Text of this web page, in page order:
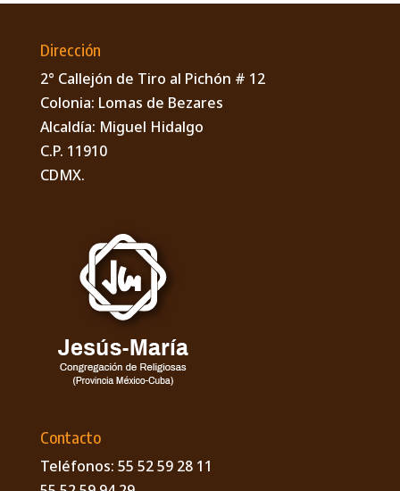
Dirección
2° Callejón de Tiro al Pichón # 12
Colonia: Lomas de Bezares
Alcaldía: Miguel Hidalgo
C.P. 11910
CDMX.
Contacto
Teléfonos: 55 52 59 28 11